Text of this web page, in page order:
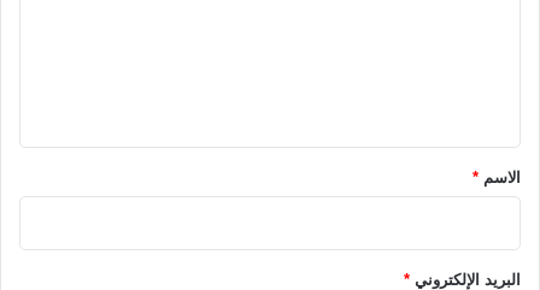
*الاسم *
البريد الإلكتروني *